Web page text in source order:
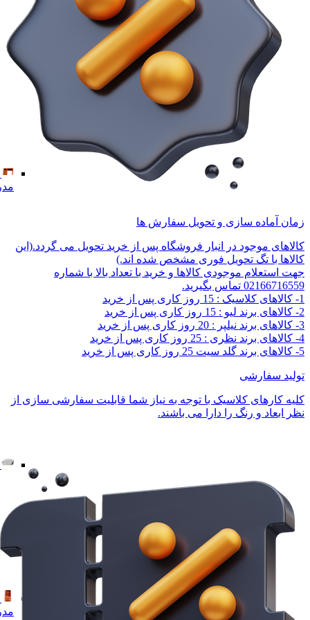
زمان آماده سازی و تحویل سفارش ها
کالاهای موجود در انبار فروشگاه پس از خرید تحویل می گردد.(این
کالاها با تگ تحویل فوری مشخص شده اند.)
جهت استعلام موجودی کالاها و خرید با تعداد بالا با شماره
02166716559 تماس بگیرید.
1- کالاهای کلاسیک : 15 روز کاری پس از خرید
2- کالاهای برند لیو : 15 روز کاری پس از خرید
3- کالاهای برند نیلپر : 20 روز کاری پس از خرید
4- کالاهای برند نظری : 25 روز کاری پس از خرید
5- کالاهای برند گلد سیت 25 روز کاری پس از خرید
تولید سفارشی
کلیه کارهای کلاسیک با توجه به نیاز شما قابلیت سفارشی سازی از
نظر ابعاد و رنگ را دارا می باشند.